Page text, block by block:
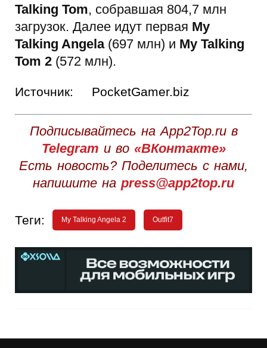
Talking Tom, собравшая 804,7 млн
загрузок. Далее идут первая My
Talking Angela(697 млн) и My Talking
Tom 2 (572 млн).
Источник: PocketGamer.biz
Подписывайтесь на App2Top.ru в
Telegram и во «ВКонтакте»
Есть новость? Поделитесь с нами,
напишите на press@app2top.ru
Теги: My Talking Angela 2 Outfit7